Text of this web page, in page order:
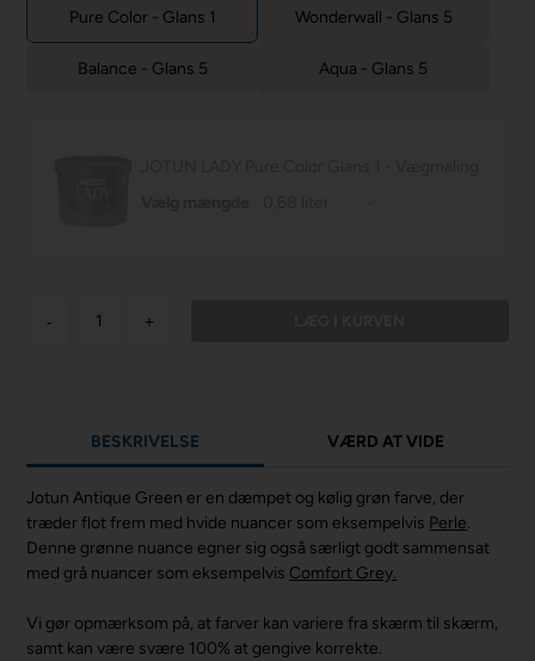
Pure Color - Glans 1 Wonderwall - Glans 5
Balance - Glans 5 Aqua - Glans 5
- +
BESKRIVELSE VÆRD AT VIDE
Jotun Antique Green er en dæmpet og kølig grøn farve, der
træder flot frem med hvide nuancer som eksempelvis Perle.
Denne grønne nuance egner sig også særligt godt sammensat
med grå nuancer som eksempelvis Comfort Grey.
Vi gør opmærksom på, at farver kan variere fra skærm til skærm,
samt kan være svære 100% at gengive korrekte.